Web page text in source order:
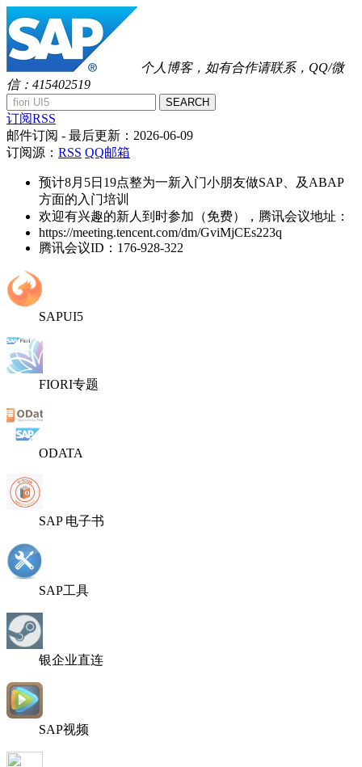
个人博客，如有合作请联系，QQ/微
信：415402519
SEARCH
订阅RSS
邮件订阅 - 最后更新： 2026-06-09
订阅源： RSS QQ邮箱
预计8月5日19点整为一新入门小朋友做SAP、及ABAP
方面的入门培训
欢迎有兴趣的新人到时参加（免费），腾讯会议地址：
https://meeting.tencent.com/dm/GviMjCEs223q
腾讯会议ID：176-928-322
SAPUI5
FIORI专题
ODATA
SAP 电子书
SAP工具
银企业直连
SAP视频